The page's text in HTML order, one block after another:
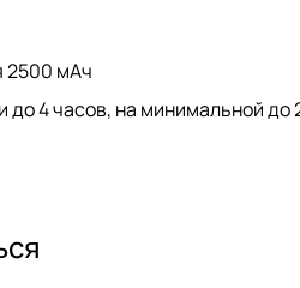
2500 мАч
4 часов, на минимальной до